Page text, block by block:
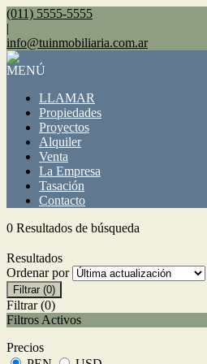
(011) 5555-5555
|
info@tuinmobiliaria.com.ar
MENÚ
LLAMAR
Propiedades
Proyectos
Alquiler
Venta
La Empresa
Tasación
Contacto
0 Resultados de búsqueda
Resultados
Ordenar por
Filtrar (0)
Filtrar (0)
Filtros Activos
Precios